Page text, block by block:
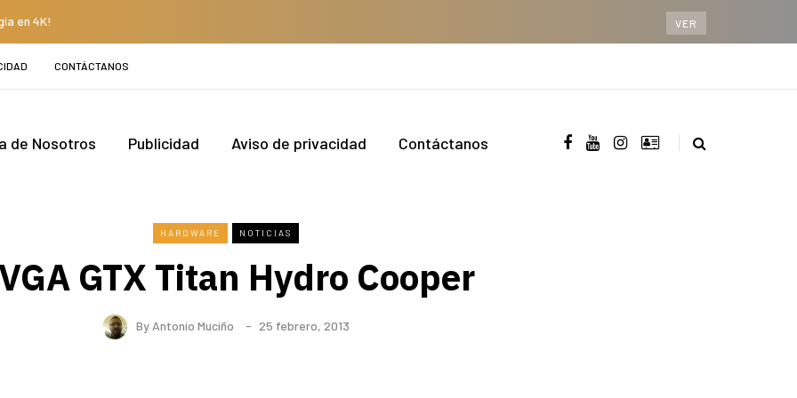
en 4K! VER
CONTÁCTANOS
de Nosotros Publicidad Aviso de privacidad Contáctanos
HARDWARE NOTICIAS
GTX Titan Hydro Cooper
By Antonio Muciño 25 febrero, 2013